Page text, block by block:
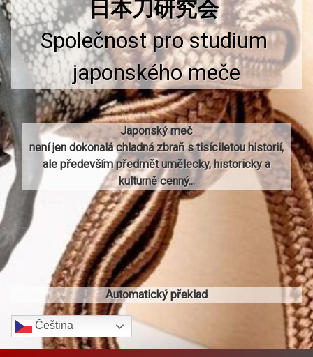
Společnost pro studium
japonského meče
Japonský meč
není jen dokonalá chladná zbraň s tisíciletou historií,
ale především předmět umělecky, historicky a
kulturně cenný...
Automatický překlad
Čeština‎